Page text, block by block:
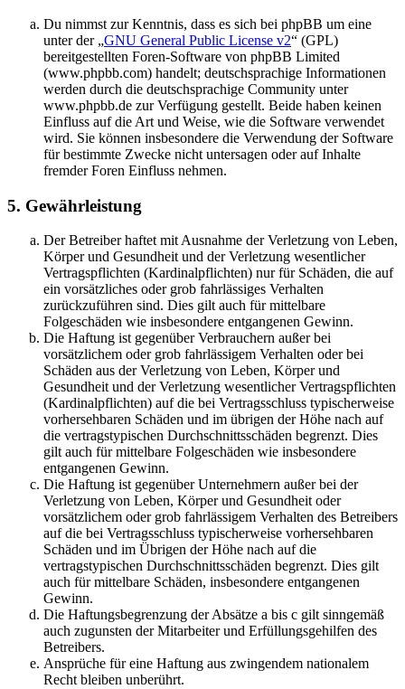
Du nimmst zur Kenntnis, dass es sich bei phpBB um eine
unter der „GNU General Public License v2“ (GPL)
bereitgestellten Foren-Software von phpBB Limited
(www.phpbb.com) handelt; deutschsprachige Informationen
werden durch die deutschsprachige Community unter
www.phpbb.de zur Verfügung gestellt. Beide haben keinen
Einfluss auf die Art und Weise, wie die Software verwendet
wird. Sie können insbesondere die Verwendung der Software
für bestimmte Zwecke nicht untersagen oder auf Inhalte
fremder Foren Einfluss nehmen.
5. Gewährleistung
Der Betreiber haftet mit Ausnahme der Verletzung von Leben,
Körper und Gesundheit und der Verletzung wesentlicher
Vertragspflichten (Kardinalpflichten) nur für Schäden, die auf
ein vorsätzliches oder grob fahrlässiges Verhalten
zurückzuführen sind. Dies gilt auch für mittelbare
Folgeschäden wie insbesondere entgangenen Gewinn.
Die Haftung ist gegenüber Verbrauchern außer bei
vorsätzlichem oder grob fahrlässigem Verhalten oder bei
Schäden aus der Verletzung von Leben, Körper und
Gesundheit und der Verletzung wesentlicher Vertragspflichten
(Kardinalpflichten) auf die bei Vertragsschluss typischerweise
vorhersehbaren Schäden und im übrigen der Höhe nach auf
die vertragstypischen Durchschnittsschäden begrenzt. Dies
gilt auch für mittelbare Folgeschäden wie insbesondere
entgangenen Gewinn.
Die Haftung ist gegenüber Unternehmern außer bei der
Verletzung von Leben, Körper und Gesundheit oder
vorsätzlichem oder grob fahrlässigem Verhalten des Betreibers
auf die bei Vertragsschluss typischerweise vorhersehbaren
Schäden und im Übrigen der Höhe nach auf die
vertragstypischen Durchschnittsschäden begrenzt. Dies gilt
auch für mittelbare Schäden, insbesondere entgangenen
Gewinn.
Die Haftungsbegrenzung der Absätze a bis c gilt sinngemäß
auch zugunsten der Mitarbeiter und Erfüllungsgehilfen des
Betreibers.
Ansprüche für eine Haftung aus zwingendem nationalem
Recht bleiben unberührt.